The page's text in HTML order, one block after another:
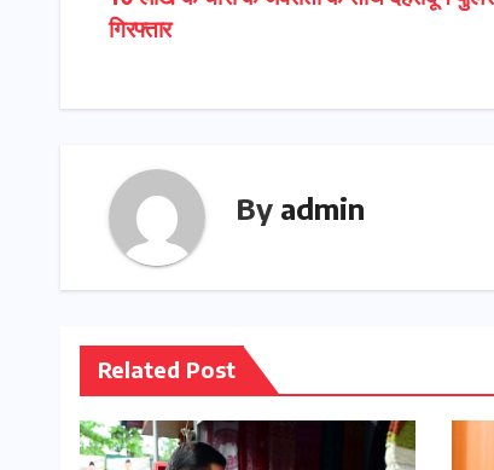
navigation
गिरफ्तार
By admin
Related Post